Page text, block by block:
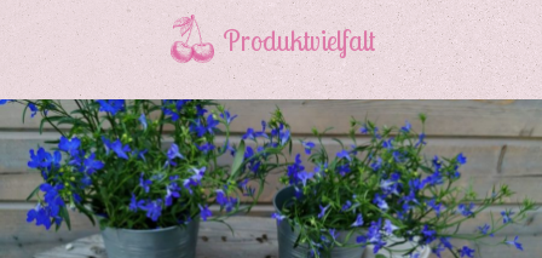
Produktvielfalt